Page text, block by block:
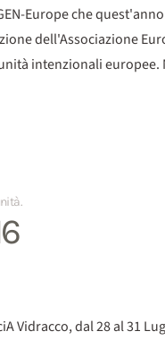
Europe che
dell'Associazione
intenzionali europee.
.
Vidracco, dal 28 al 31